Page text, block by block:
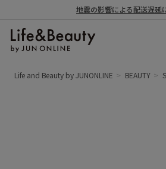
地震の影響による配送遅延
Life and Beauty by JUNONLINE BEAUTY